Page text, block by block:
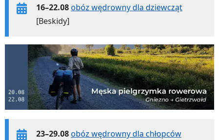
16–22.08obóz wędrowny dla dziewcząt
[Beskidy]
23–29.08obóz wędrowny dla chłopców